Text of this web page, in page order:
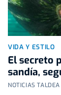
VIDA Y ESTILO
El secreto
sandía,
NOTICIAS